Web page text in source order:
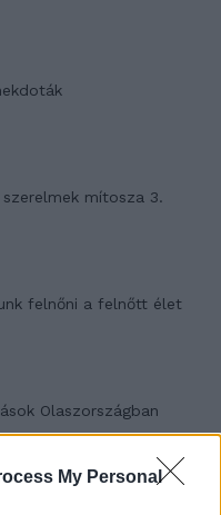
My Personal
mítosza 3.
felnőni a felnőtt élet
Olaszországban